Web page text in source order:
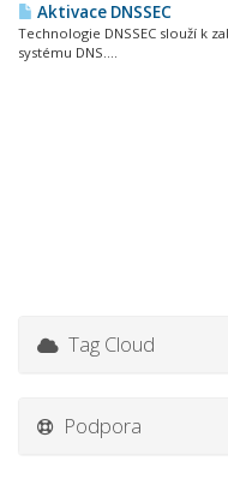
Aktivace DNSSEC
Technologie DNSSEC slouží k
systému DNS....
Tag Cloud
Podpora